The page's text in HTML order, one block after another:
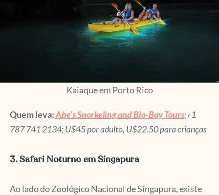
Kaiaque em Porto Rico
Quem leva:Abe’s Snorkeling and Bio-Bay Tours;+1
787 741 2134; U$45 por adulto, U$22.50para crianças
3. Safari Noturno em Singapura
Ao lado do Zoológico Nacional de Singapura, existe